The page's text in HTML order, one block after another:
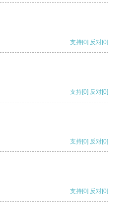
支持[0] 反对[0]
支持[0] 反对[0]
支持[0] 反对[0]
支持[0] 反对[0]